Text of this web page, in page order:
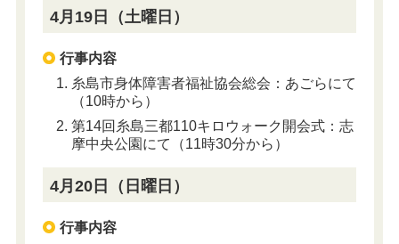
4月19日（土曜日）
行事内容
糸島市身体障害者福祉協会総会：あごらにて
（10時から）
第14回糸島三都110キロウォーク開会式：志
摩中央公園にて（11時30分から）
4月20日（日曜日）
行事内容